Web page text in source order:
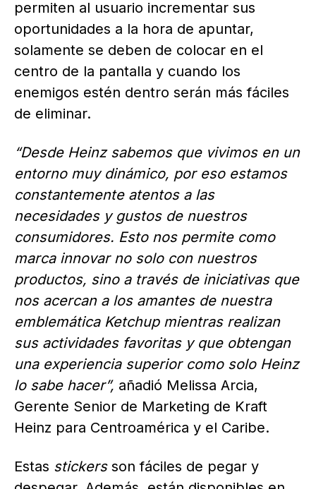
permiten al usuario incrementar sus
oportunidades a la hora de apuntar,
solamente se deben de colocar en el
centro de la pantalla y cuando los
enemigos estén dentro serán más fáciles
de eliminar.
“Desde Heinz sabemos que vivimos en un
entorno muy dinámico, por eso estamos
constantemente atentos a las
necesidades y gustos de nuestros
consumidores. Esto nos permite como
marca innovar no solo con nuestros
productos, sino a través de iniciativas que
nos acercan a los amantes de nuestra
emblemática Ketchup mientras realizan
sus actividades favoritas y que obtengan
una experiencia superior como solo Heinz
lo sabe hacer”, añadió Melissa Arcia,
Gerente Senior de Marketing de Kraft
Heinz para Centroamérica y el Caribe.
Estas stickersson fáciles de pegar y